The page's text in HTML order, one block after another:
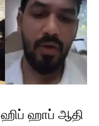
ஹிப் ஹாப் ஆதி